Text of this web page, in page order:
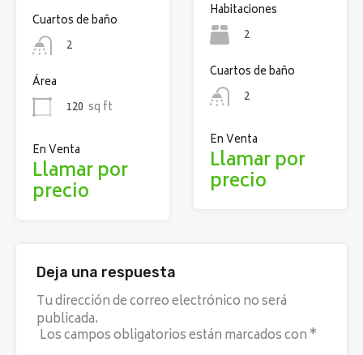
Cuartos de baño
2
Área
120 sq ft
En Venta
Llamar por
precio
Habitaciones
2
Cuartos de baño
2
En Venta
Llamar por
precio
Deja una respuesta
Tu dirección de correo electrónico no será
publicada.
Los campos obligatorios están marcados con*